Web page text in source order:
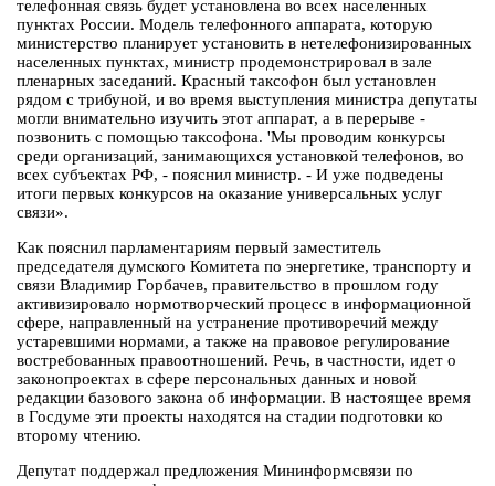
телефонная связь будет установлена во всех населенных
пунктах России. Модель телефонного аппарата, которую
министерство планирует установить в нетелефонизированных
населенных пунктах, министр продемонстрировал в зале
пленарных заседаний. Красный таксофон был установлен
рядом с трибуной, и во время выступления министра депутаты
могли внимательно изучить этот аппарат, а в перерыве -
позвонить с помощью таксофона. 'Мы проводим конкурсы
среди организаций, занимающихся установкой телефонов, во
всех субъектах РФ, - пояснил министр. - И уже подведены
итоги первых конкурсов на оказание универсальных услуг
связи».
Как пояснил парламентариям первый заместитель
председателя думского Комитета по энергетике, транспорту и
связи Владимир Горбачев, правительство в прошлом году
активизировало нормотворческий процесс в информационной
сфере, направленный на устранение противоречий между
устаревшими нормами, а также на правовое регулирование
востребованных правоотношений. Речь, в частности, идет о
законопроектах в сфере персональных данных и новой
редакции базового закона об информации. В настоящее время
в Госдуме эти проекты находятся на стадии подготовки ко
второму чтению.
Депутат поддержал предложения Мининформсвязи по